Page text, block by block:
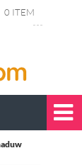
0 ITEM